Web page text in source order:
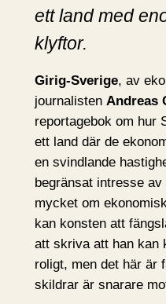
ett land med
klyftor.
Girig-Sverige, av
journalisten Andreas
reportagebok om hur
ett land där de
en svindlande
begränsat intresse
mycket om
kan konsten att
att skriva att han kan
roligt, men det här är
skildrar är snarare